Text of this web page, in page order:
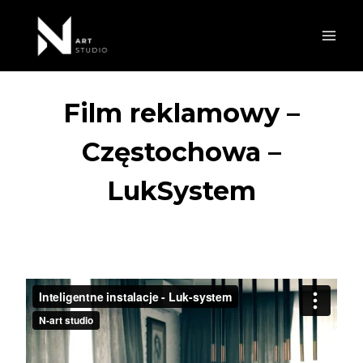
Film reklamowy –
Częstochowa –
LukSystem